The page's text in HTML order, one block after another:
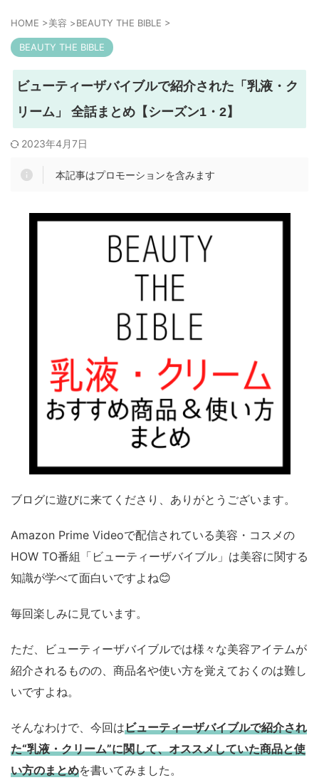
HOME >美容 >BEAUTY THE BIBLE >
BEAUTY THE BIBLE
ビューティーザバイブルで紹介された「乳液・ク
リーム」 全話まとめ【シーズン1・2】
2023年4月7日
本記事はプロモーションを含みます
ブログに遊びに来てくださり、ありがとうございます。
Amazon Prime Videoで配信されている美容・コスメの
HOW TO番組「ビューティーザバイブル」は美容に関する
知識が学べて面白いですよね😊
毎回楽しみに見ています。
ただ、ビューティーザバイブルでは様々な美容アイテムが
紹介されるものの、商品名や使い方を覚えておくのは難し
いですよね。
そんなわけで、今回はビューティーザバイブルで紹介され
た“乳液・クリーム”に関して、オススメしていた商品と使
い方のまとめを書いてみました。